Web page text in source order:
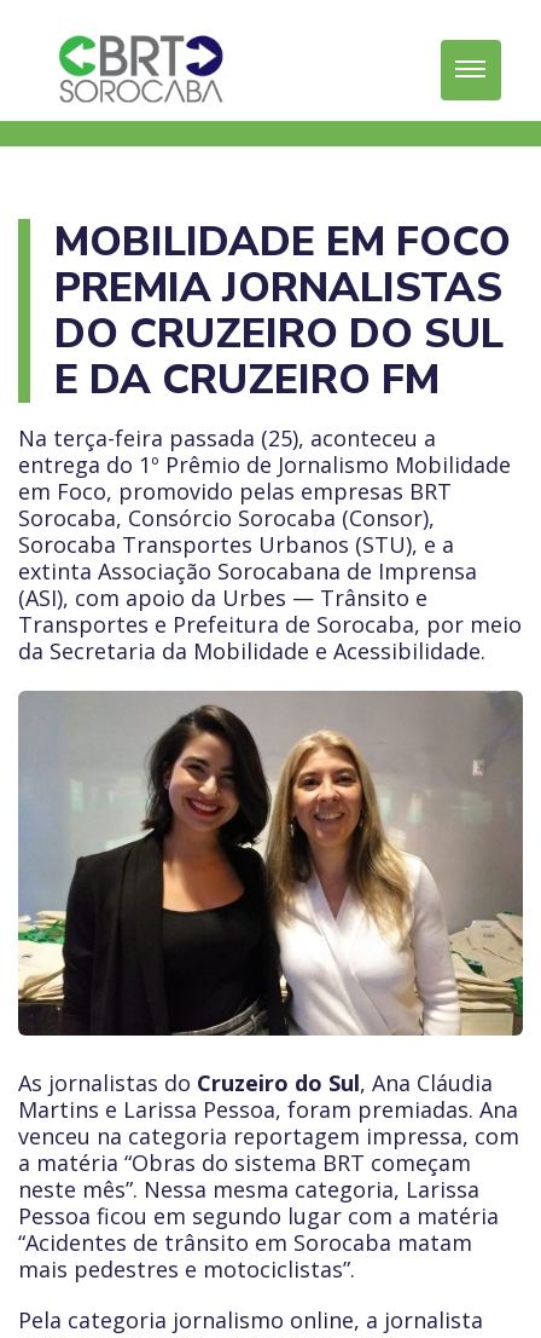
MOBILIDADE EM FOCO
PREMIA JORNALISTAS
DO CRUZEIRO DO SUL
E DA CRUZEIRO FM
Na terça-feira passada (25), aconteceu a
entrega do 1º Prêmio de Jornalismo Mobilidade
em Foco, promovido pelas empresas BRT
Sorocaba, Consórcio Sorocaba (Consor),
Sorocaba Transportes Urbanos (STU), e a
extinta Associação Sorocabana de Imprensa
(ASI), com apoio da Urbes — Trânsito e
Transportes e Prefeitura de Sorocaba, por meio
da Secretaria da Mobilidade e Acessibilidade.
As jornalistas do Cruzeiro do Sul, Ana Cláudia
Martins e Larissa Pessoa, foram premiadas. Ana
venceu na categoria reportagem impressa, com
a matéria “Obras do sistema BRT começam
neste mês”. Nessa mesma categoria, Larissa
Pessoa ficou em segundo lugar com a matéria
“Acidentes de trânsito em Sorocaba matam
mais pedestres e motociclistas”.
Pela categoria jornalismo online, a jornalista